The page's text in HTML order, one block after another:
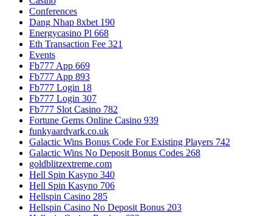
Conferences
Dang Nhap 8xbet 190
Energycasino Pl 668
Eth Transaction Fee 321
Events
Fb777 App 669
Fb777 App 893
Fb777 Login 18
Fb777 Login 307
Fb777 Slot Casino 782
Fortune Gems Online Casino 939
funkyaardvark.co.uk
Galactic Wins Bonus Code For Existing Players 742
Galactic Wins No Deposit Bonus Codes 268
goldblitzextreme.com
Hell Spin Kasyno 340
Hell Spin Kasyno 706
Hellspin Casino 285
Hellspin Casino No Deposit Bonus 203